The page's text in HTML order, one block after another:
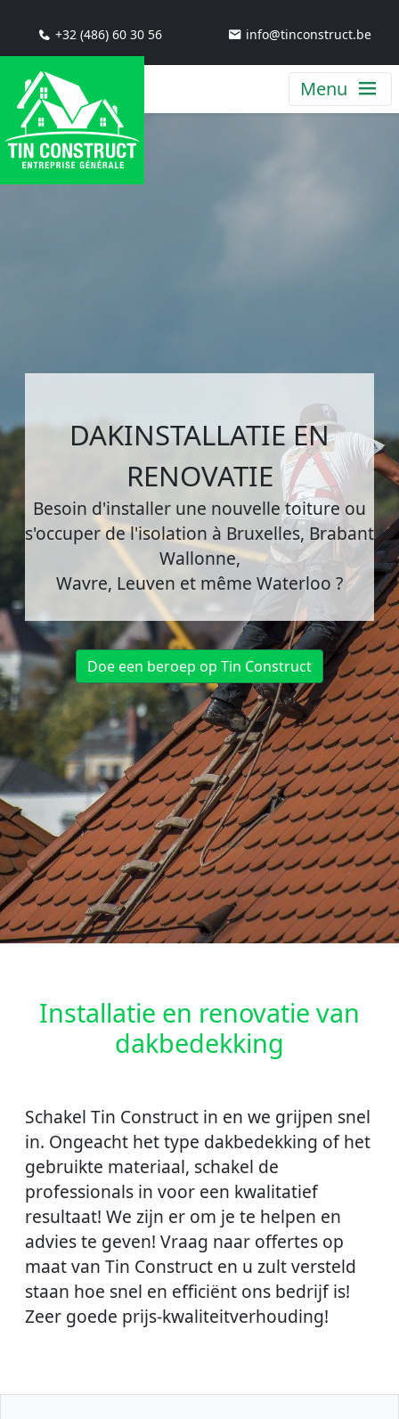
+32 (486) 60 30 56 info@tinconstruct.be
Menu
DAKINSTALLATIE EN
RENOVATIE
Besoin d'installer une nouvelle toiture ou
s'occuper de l'isolation à Bruxelles, Brabant
Wallonne,
Wavre, Leuven et même Waterloo ?
Doe een beroep op Tin Construct
Installatie en renovatie van
dakbedekking
Schakel Tin Construct in en we grijpen snel
in. Ongeacht het type dakbedekking of het
gebruikte materiaal, schakel de
professionals in voor een kwalitatief
resultaat! We zijn er om je te helpen en
advies te geven! Vraag naar offertes op
maat van Tin Construct en u zult versteld
staan ​​hoe snel en efficiënt ons bedrijf is!
Zeer goede prijs-kwaliteitverhouding!